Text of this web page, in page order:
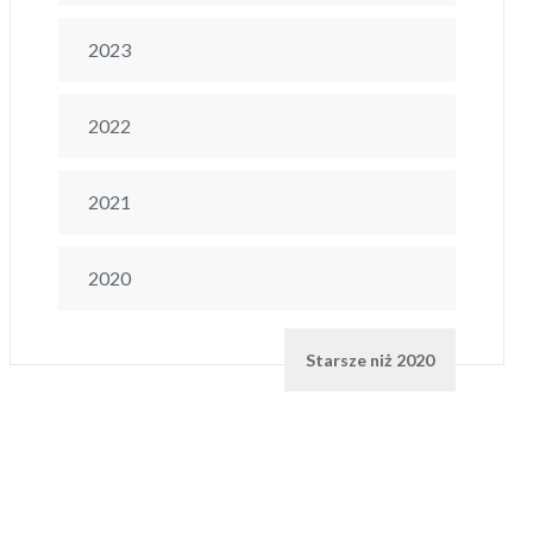
2023
2022
2021
2020
Starsze niż 2020